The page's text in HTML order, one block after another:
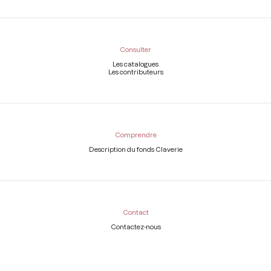
Consulter
Les catalogues
Les contributeurs
Comprendre
Description du fonds Claverie
Contact
Contactez-nous